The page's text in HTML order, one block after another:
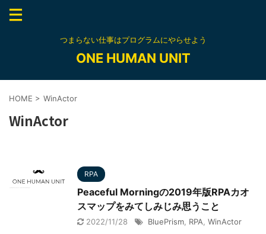
つまらない仕事はプログラムにやらせよう
ONE HUMAN UNIT
HOME > WinActor
WinActor
RPA
Peaceful Morningの2019年版RPAカオ
スマップをみてしみじみ思うこと
2022/11/28 BluePrism RPA WinActor